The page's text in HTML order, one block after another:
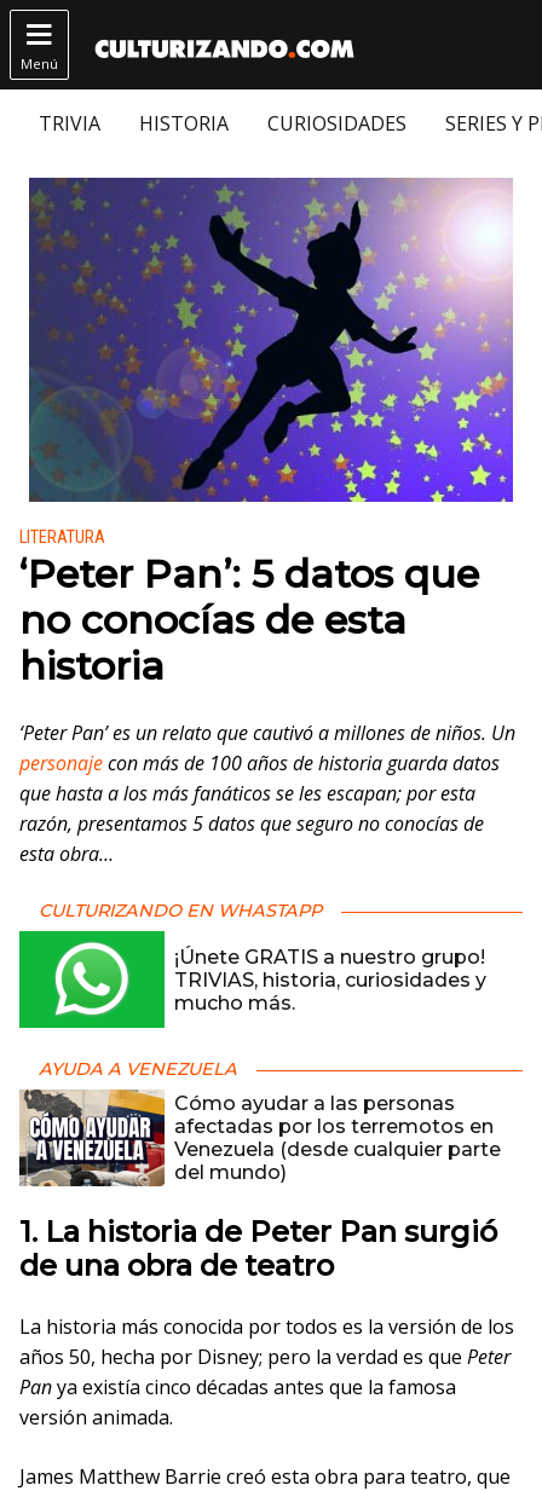

Menú
TRIVIA HISTORIA CURIOSIDADES SERIES Y
Publicado en:
LITERATURA
‘Peter Pan’: 5 datos que
no conocías de esta
historia
‘Peter Pan’ es un relato que cautivó a millones de niños. Un
personajecon más de 100 años de historia guarda datos
que hasta a los más fanáticos se les escapan; por esta
razón, presentamos 5 datos que seguro no conocías de
esta obra…
CULTURIZANDO EN WHASTAPP
¡Únete GRATIS a nuestro grupo!
TRIVIAS, historia, curiosidades y
mucho más.
AYUDA A VENEZUELA
Cómo ayudar a las personas
afectadas por los terremotos en
Venezuela (desde cualquier parte
del mundo)
1. La historia de Peter Pan surgió
de una obra de teatro
La historia más conocida por todos es la versión de los
años 50, hecha por Disney; pero la verdad es que Peter
Panya existía cinco décadas antes que la famosa
versión animada.
James Matthew Barrie creó esta obra para teatro, que